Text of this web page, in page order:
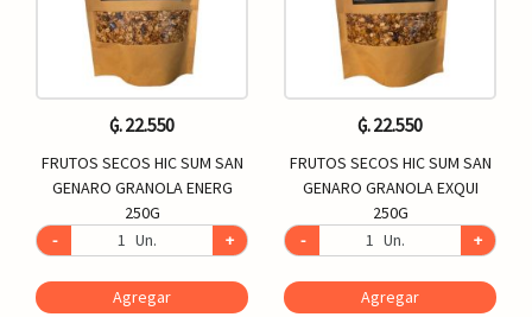
₲. 22.550
FRUTOS SECOS HIC SUM SAN
GENARO GRANOLA ENERG
250G
-
Un. +
Agregar
₲. 22.550
FRUTOS SECOS HIC SUM SAN
GENARO GRANOLA EXQUI
250G
-
Un. +
Agregar